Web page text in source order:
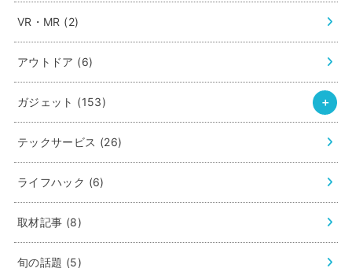
VR・MR (2)
アウトドア (6)
ガジェット (153)
テックサービス (26)
ライフハック (6)
取材記事 (8)
旬の話題 (5)